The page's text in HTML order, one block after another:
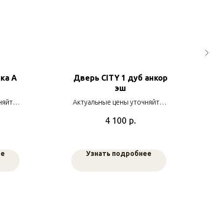
А
у
Дверь CITY 1 дуб анкор
эш
Актуальные цены уточняйте у
4 100 р.
Узнать подробнее